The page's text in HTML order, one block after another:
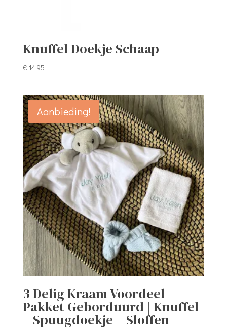
Knuffel Doekje Schaap
€ 14,95
Aanbieding!
3 Delig Kraam Voordeel
Pakket Geborduurd | Knuffel
– Spuugdoekje – Sloffen